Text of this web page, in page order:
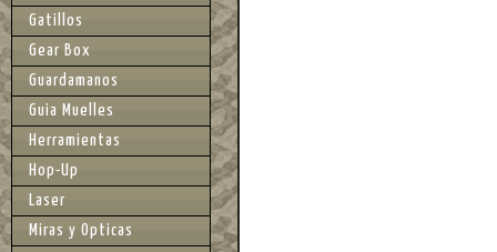
Gatillos
Gear Box
Guardamanos
Guia Muelles
Herramientas
Hop-Up
Laser
Miras y Opticas